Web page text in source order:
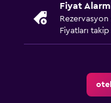
Fiyat
Rezervasyon
Fiyatları